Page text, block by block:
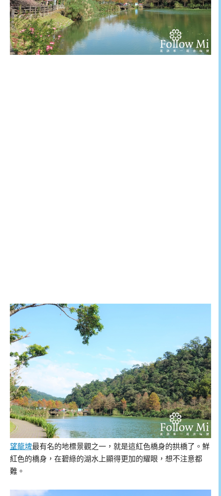
望龍埤最有名的地標景觀之一，就是這紅色橋身的拱橋了。鮮
紅色的橋身，在碧綠的湖水上顯得更加的耀眼，想不注意都
難。